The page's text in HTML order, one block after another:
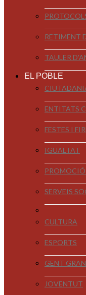
RETIMENT
TAULER
EL POBLE
ENTITATS
FESTES I
IGUALTAT
SERVEIS
CULTURA
ESPORTS
GENT GRAN
JOVENTUT